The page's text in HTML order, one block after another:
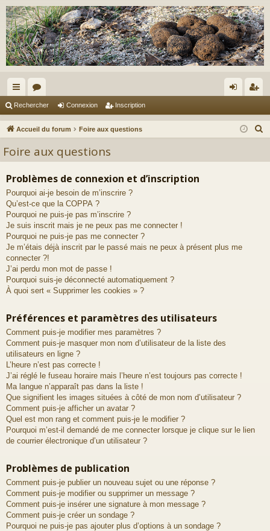
ac
co
s
or
u ne cri
Rechercher Connexion Inscription
Accueil du forum Foire aux questions
Foire aux questions
Problèmes de connexion et d’inscription
Pourquoi ai-je besoin de m’inscrire ?
Qu’est-ce que la COPPA ?
Pourquoi ne puis-je pas m’inscrire ?
Je suis inscrit mais je ne peux pas me connecter !
Pourquoi ne puis-je pas me connecter ?
Je m’étais déjà inscrit par le passé mais ne peux à présent plus me
connecter ?!
J’ai perdu mon mot de passe !
Pourquoi suis-je déconnecté automatiquement ?
À quoi sert « Supprimer les cookies » ?
Préférences et paramètres des utilisateurs
Comment puis-je modifier mes paramètres ?
Comment puis-je masquer mon nom d’utilisateur de la liste des
utilisateurs en ligne ?
L’heure n’est pas correcte !
J’ai réglé le fuseau horaire mais l’heure n’est toujours pas correcte !
Ma langue n’apparaît pas dans la liste !
Que signifient les images situées à côté de mon nom d’utilisateur ?
Comment puis-je afficher un avatar ?
Quel est mon rang et comment puis-je le modifier ?
Pourquoi m’est-il demandé de me connecter lorsque je clique sur le lien
de courrier électronique d’un utilisateur ?
Problèmes de publication
Comment puis-je publier un nouveau sujet ou une réponse ?
Comment puis-je modifier ou supprimer un message ?
Comment puis-je insérer une signature à mon message ?
Comment puis-je créer un sondage ?
Pourquoi ne puis-je pas ajouter plus d’options à un sondage ?